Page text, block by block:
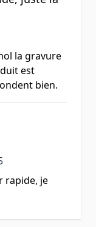
la gravure
est
bien.
rapide, je